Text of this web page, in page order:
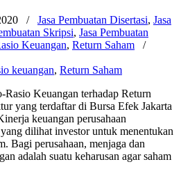
/ Jasa Pembuatan Disertasi, Jasa
Skripsi, Jasa Pembuatan
Keuangan, Return Saham
/
keuangan, Return Saham
Rasio Keuangan terhadap Return
yang terdaftar di Bursa Efek Jakarta
keuangan perusahaan
dilihat investor untuk menentukan
Bagi perusahaan, menjaga dan
adalah suatu keharusan agar saham